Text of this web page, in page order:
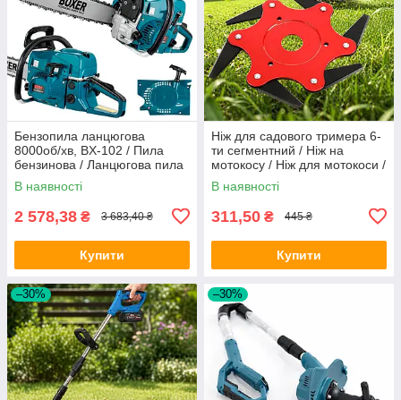
Бензопила ланцюгова
8000об/хв, BX-102 / Пила
бензинова / Ланцюгова пила
/ Бензо пила
В наявності
2 578,38 ₴ 3 683,40 ₴
Купити
Ніж для садового тримера 6-
ти сегментний / Ніж на
мотокосу / Ніж для мотокоси /
Ніж на тример садовий
В наявності
311,50 ₴ 445 ₴
Купити
–30% –30%